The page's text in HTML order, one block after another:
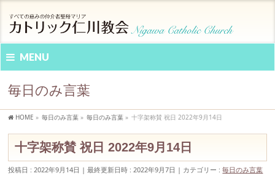
MENU
毎日のみ言葉
HOME » 毎日のみ言葉 » 毎日のみ言葉 » 十字架称賛 祝日 2022年9月14日
十字架称賛 祝日 2022年9月14日
投稿日 : 2022年9月14日 最終更新日時 : 2022年9月7日 カテゴリー :毎日のみ言葉